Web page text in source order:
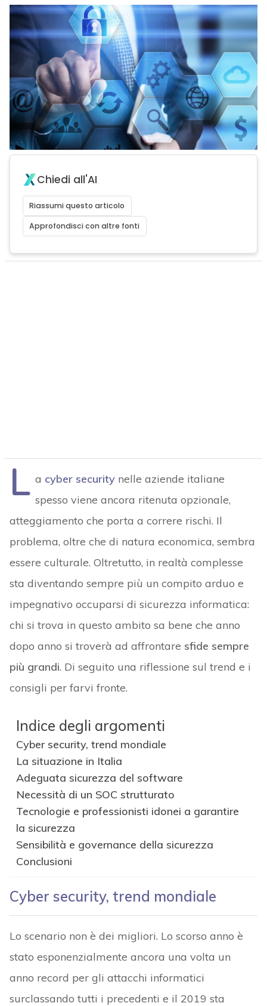
Chiedi all'AI
Riassumi questo articolo
Approfondisci con altre fonti
L a cyber securitynelle aziende italiane
spesso viene ancora ritenuta opzionale,
atteggiamento che porta a correre rischi. Il
problema, oltre che di natura economica, sembra
essere culturale. Oltretutto, in realtà complesse
sta diventando sempre più un compito arduo e
impegnativo occuparsi di sicurezza informatica:
chi si trova in questo ambito sa bene che anno
dopo anno si troverà ad affrontare sfide sempre
più grandi. Di seguito una riflessione sul trend e i
consigli per farvi fronte.
Indice degli argomenti
Cyber security, trend mondiale
La situazione in Italia
Adeguata sicurezza del software
Necessità di un SOC strutturato
Tecnologie e professionisti idonei a garantire
la sicurezza
Sensibilità e governance della sicurezza
Conclusioni
Cyber security, trend mondiale
Lo scenario non è dei migliori. Lo scorso anno è
stato esponenzialmente ancora una volta un
anno record per gli attacchi informatici
surclassando tutti i precedenti e il 2019 sta